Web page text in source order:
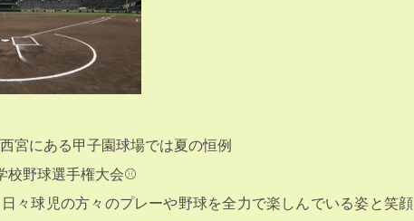
宮にある甲子園球場では夏の恒例
校野球選手権大会⚾️
々球児の方々のプレーや野球を全力で楽しんでいる姿と笑顔